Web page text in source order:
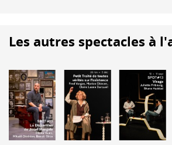
Les autres spectacles à